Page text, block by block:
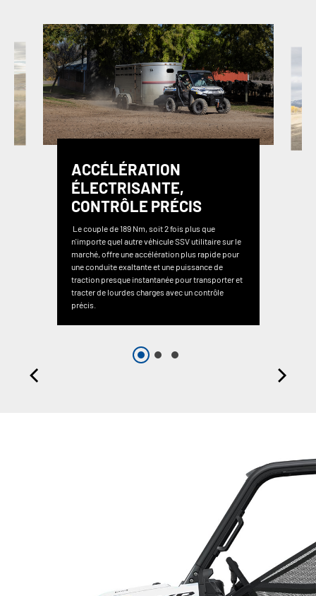
ACCÉLÉRATION
ÉLECTRISANTE,
CONTRÔLE PRÉCIS
Le couple de 189 Nm, soit 2 fois plus que
n'importe quel autre véhicule SSV utilitaire sur le
marché, offre une accélération plus rapide pour
une conduite exaltante et une puissance de
traction presque instantanée pour transporter et
tracter de lourdes charges avec un contrôle
précis.